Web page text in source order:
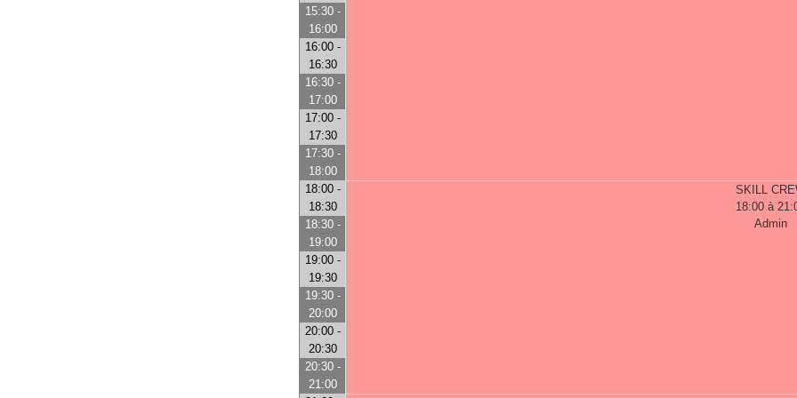
15:30 -
16:00
16:00 -
16:30
16:30 -
17:00
17:00 -
17:30
17:30 -
18:00
18:00 -
18:30
SKILL
18:00 à
Admin
18:30 -
19:00
19:00 -
19:30
19:30 -
20:00
20:00 -
20:30
20:30 -
21:00